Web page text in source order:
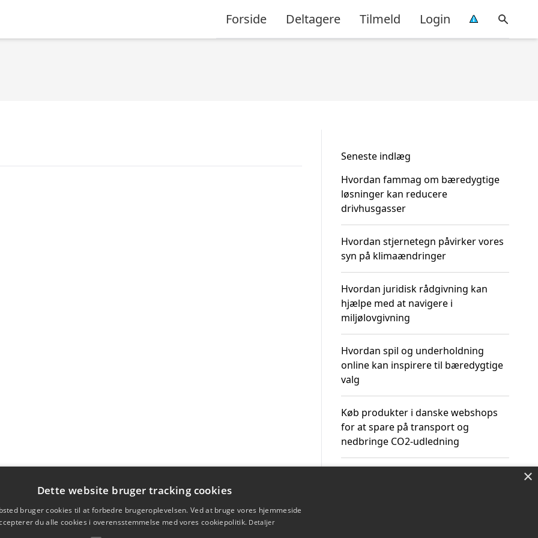
Forside Deltagere Tilmeld Login
Seneste indlæg
Hvordan fammag om bæredygtige
løsninger kan reducere
drivhusgasser
Hvordan stjernetegn påvirker vores
syn på klimaændringer
Hvordan juridisk rådgivning kan
hjælpe med at navigere i
miljølovgivning
Hvordan spil og underholdning
online kan inspirere til bæredygtige
valg
Køb produkter i danske webshops
for at spare på transport og
nedbringe CO2-udledning
×
Dette website bruger tracking cookies
bruger cookies til at forbedre brugeroplevelsen. Ved at bruge vores hjemmeside
du alle cookies i overensstemmelse med vores cookiepolitik. Detaljer